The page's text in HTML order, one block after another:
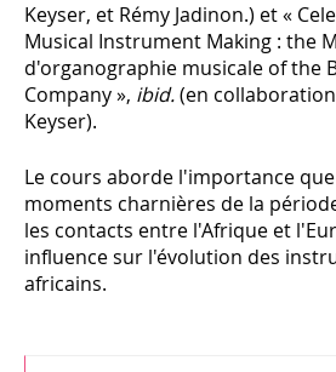
Keyser, et Rémy Jadinon.) et «
Musical Instrument Making : the
d'organographie musicale of the
Company », ibid.(en
Keyser).
Le cours aborde l'importance
moments charnières de la
les contacts entre l'Afrique et
influence sur l'évolution des
africains.